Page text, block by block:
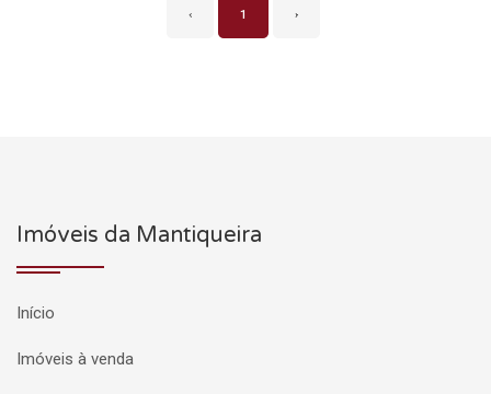
‹ 1 ›
Imóveis da Mantiqueira
Início
Imóveis à venda